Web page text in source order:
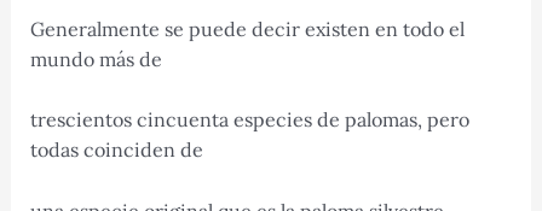
Generalmente se puede decir existen en todo el
mundo más de
trescientos cincuenta especies de palomas, pero
todas coinciden de